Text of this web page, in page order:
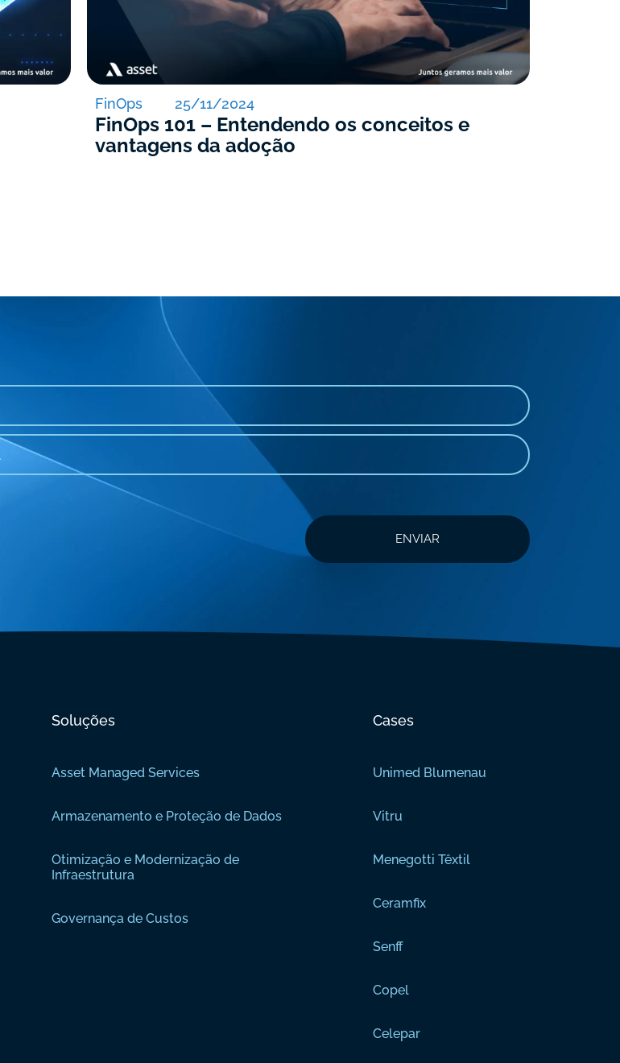
FinOps 25/11/2024
FinOps 101 – Entendendo os conceitos e
vantagens da adoção
ENVIAR
Soluções
Asset Managed Services
Armazenamento e Proteção de Dados
Otimização e Modernização de
Infraestrutura
Governança de Custos
Cases
Unimed Blumenau
Vitru
Menegotti Têxtil
Ceramfix
Senff
Copel
Celepar